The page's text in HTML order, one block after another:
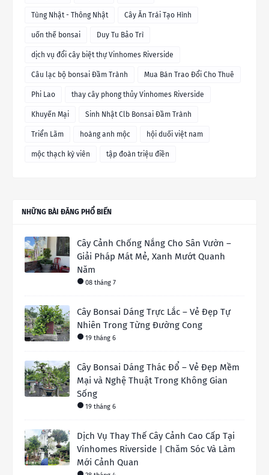
Tùng Nhật - Thông Nhật Cây Ăn Trái Tạo Hình
uốn thế bonsai Duy Tu Bảo Trì
dịch vụ đổi cây biệt thự Vinhomes Riverside
Câu lạc bộ bonsai Đầm Trành Mua Bán Trao Đổi Cho Thuê
Phi Lao thay cây phong thủy Vinhomes Riverside
Khuyến Mại Sinh Nhật Clb Bonsai Đầm Trành
Triển Lãm hoàng anh mộc hội duối việt nam
mộc thạch kỳ viên tập đoàn triệu điền
NHỮNG BÀI ĐĂNG PHỔ BIẾN
Cây Cảnh Chống Nắng Cho Sân Vườn –
Giải Pháp Mát Mẻ, Xanh Mướt Quanh
Năm
08 tháng 7
Cây Bonsai Dáng Trực Lắc – Vẻ Đẹp Tự
Nhiên Trong Từng Đường Cong
19 tháng 6
Cây Bonsai Dáng Thác Đổ – Vẻ Đẹp Mềm
Mại và Nghệ Thuật Trong Không Gian
Sống
19 tháng 6
Dịch Vụ Thay Thế Cây Cảnh Cao Cấp Tại
Vinhomes Riverside | Chăm Sóc Và Làm
Mới Cảnh Quan